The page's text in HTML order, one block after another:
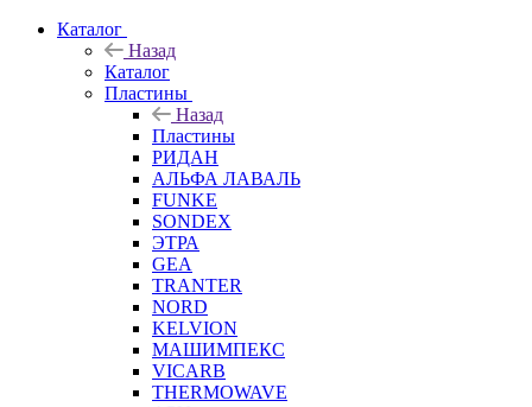
Каталог
Назад
Каталог
Пластины
Назад
Пластины
РИДАН
АЛЬФА ЛАВАЛЬ
FUNKE
SONDEX
ЭТРА
GEA
TRANTER
NORD
KELVION
МАШИМПЕКС
VICARB
THERMOWAVE